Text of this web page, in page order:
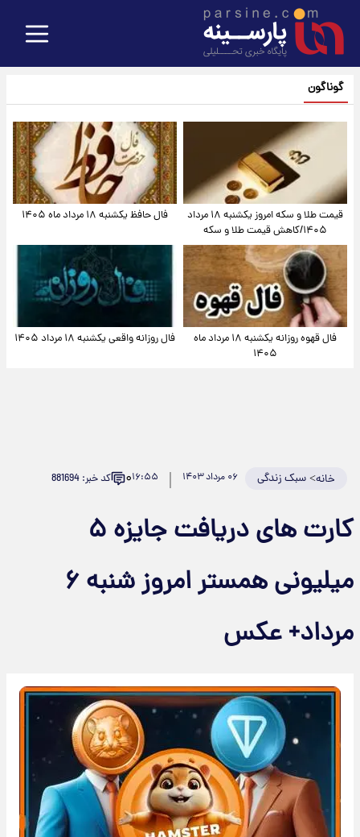
گوناگون
قیمت طلا و سکه امروز یکشنبه ۱۸ مرداد
۱۴۰۵/کاهش قیمت طلا و سکه
فال حافظ یکشنبه ۱۸ مرداد ماه ۱۴۰۵
فال قهوه روزانه یکشنبه ۱۸ مرداد ماه
۱۴۰۵
فال روزانه واقعی یکشنبه ۱۸ مرداد ۱۴۰۵
خانه>سبک زندگی ۰۶ مرداد ۱۴۰۳ ۱۶:۵۵۰ کد خبر: 881694
کارت های دریافت جایزه ۵
میلیونی همستر امروز شنبه ۶
مرداد+ عکس